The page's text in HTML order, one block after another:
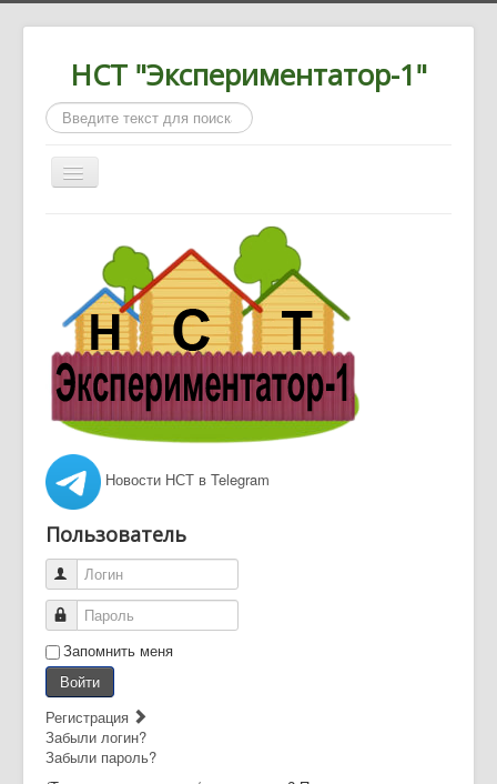
НСТ "Экспериментатор-1"
Искать...
Включить/
выключить
Новости
Документы
Контакты
Новости НСТ в Telegram
Пользователь
Логин
Пароль
Запомнить меня
Войти
Регистрация
Забыли логин?
Забыли пароль?